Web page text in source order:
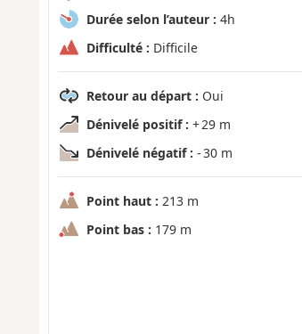
Durée selon l’auteur : 4h
Difficulté : Difficile
Retour au départ : Oui
Dénivelé positif : + 29 m
Dénivelé négatif : - 30 m
Point haut : 213 m
Point bas : 179 m